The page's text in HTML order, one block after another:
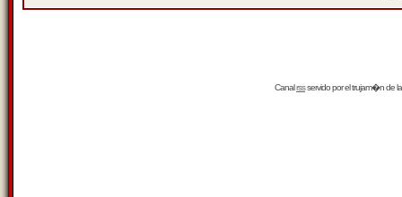
Canalrssservido por eltrujam�nde